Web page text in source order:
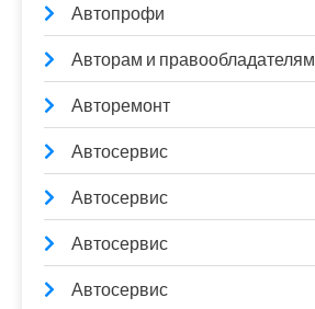
Автопрофи
Авторам и правообладателям
Авторемонт
Автосервис
Автосервис
Автосервис
Автосервис